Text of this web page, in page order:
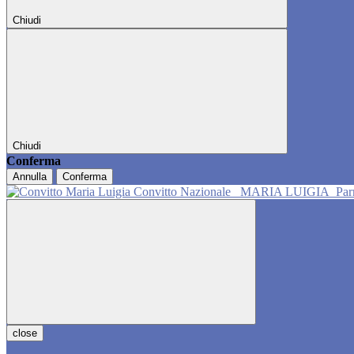
Chiudi
Chiudi
Conferma
Annulla Conferma
Convitto Nazionale MARIA LUIGIA
close